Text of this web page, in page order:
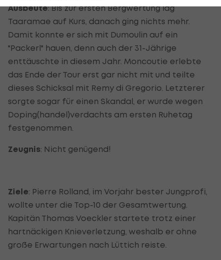
Ausbeute: Bis zur ersten Bergwertung lag
Taaramae auf Kurs, danach ging nichts mehr.
Damit konnte er sich mit Dumoulin auf ein
"Packerl" hauen, denn auch der 31-Jährige
enttäuschte in diesem Jahr. Moncoutie erlebte
das Ende der Tour erst gar nicht mit und teilte
dieses Schicksal mit Remy di Gregorio. Letzterer
sorgte sogar für einen Skandal, er wurde wegen
Doping(handel)verdachts am ersten Ruhetag
festgenommen.
Zeugnis: Nicht genügend!
Ziele: Pierre Rolland, im Vorjahr bester Jungprofi,
wollte unter die Top-10 der Gesamtwertung.
Kapitän Thomas Voeckler startete trotz einer
hartnäckigen Knieverletzung, weshalb er ohne
große Erwartungen nach Lüttich reiste.